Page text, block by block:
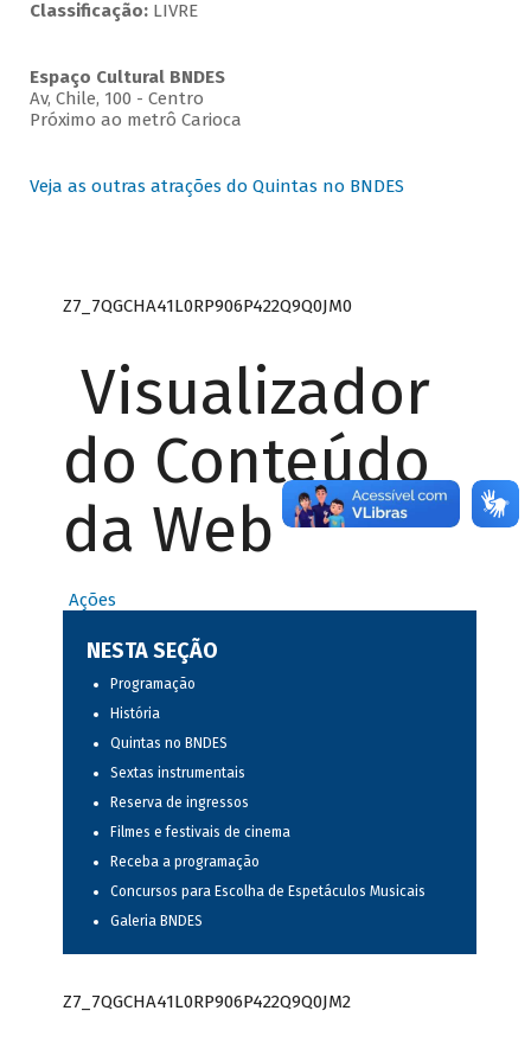
Classificação: LIVRE
Espaço Cultural BNDES
Av, Chile, 100 - Centro
Próximo ao metrô Carioca
Veja as outras atrações do Quintas no BNDES
Z7_7QGCHA41L0RP906P422Q9Q0JM0
Visualizador
do Conteúdo
da Web
Ações
NESTA SEÇÃO
Programação
História
Quintas no BNDES
Sextas instrumentais
Reserva de ingressos
Filmes e festivais de cinema
Receba a programação
Concursos para Escolha de Espetáculos Musicais
Galeria BNDES
Z7_7QGCHA41L0RP906P422Q9Q0JM2